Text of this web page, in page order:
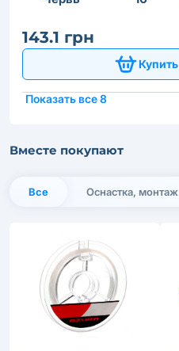
143.1 грн
Купить
Показать все 8
Вместе покупают
Все Оснастка, монтаж